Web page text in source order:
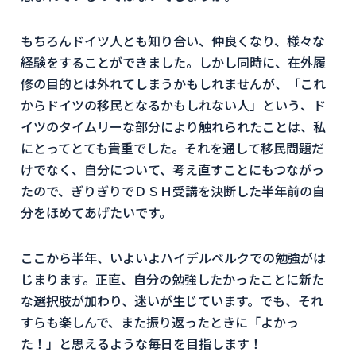
もちろんドイツ人とも知り合い、仲良くなり、様々な
経験をすることができました。しかし同時に、在外履
修の目的とは外れてしまうかもしれませんが、「これ
からドイツの移民となるかもしれない人」という、ド
イツのタイムリーな部分により触れられたことは、私
にとってとても貴重でした。それを通して移民問題だ
けでなく、自分について、考え直すことにもつながっ
たので、ぎりぎりでＤＳＨ受講を決断した半年前の自
分をほめてあげたいです。
ここから半年、いよいよハイデルベルクでの勉強がは
じまります。正直、自分の勉強したかったことに新た
な選択肢が加わり、迷いが生じています。でも、それ
すらも楽しんで、また振り返ったときに「よかっ
た！」と思えるような毎日を目指します！